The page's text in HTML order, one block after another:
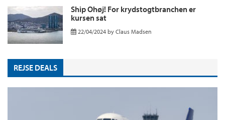
Ship Ohøj! For krydstogtbranchen er
kursen sat
22/04/2024 by Claus Madsen
REJSE DEALS